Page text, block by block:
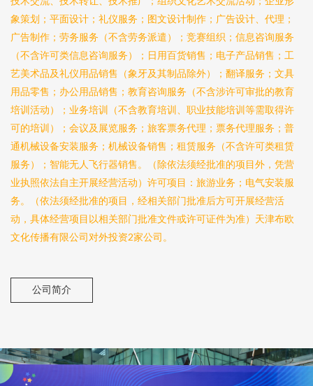
象策划；平面设计；礼仪服务；图文设计制作；广告设计、代理；
广告制作；劳务服务（不含劳务派遣）；竞赛组织；信息咨询服务
（不含许可类信息咨询服务）；日用百货销售；电子产品销售；工
艺美术品及礼仪用品销售（象牙及其制品除外）；翻译服务；文具
用品零售；办公用品销售；教育咨询服务（不含涉许可审批的教育
培训活动）；业务培训（不含教育培训、职业技能培训等需取得许
可的培训）；会议及展览服务；旅客票务代理；票务代理服务；普
通机械设备安装服务；机械设备销售；租赁服务（不含许可类租赁
服务）；智能无人飞行器销售。（除依法须经批准的项目外，凭营
业执照依法自主开展经营活动）许可项目：旅游业务；电气安装服
务。（依法须经批准的项目，经相关部门批准后方可开展经营活
动，具体经营项目以相关部门批准文件或许可证件为准）天津布欧
文化传播有限公司对外投资2家公司。
公司简介